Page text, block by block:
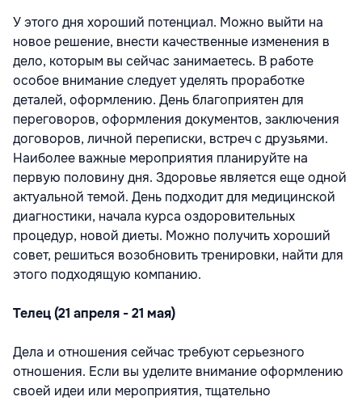
У этого дня хороший потенциал. Можно выйти на
новое решение, внести качественные изменения в
дело, которым вы сейчас занимаетесь. В работе
особое внимание следует уделять проработке
деталей, оформлению. День благоприятен для
переговоров, оформления документов, заключения
договоров, личной переписки, встреч с друзьями.
Наиболее важные мероприятия планируйте на
первую половину дня. Здоровье является еще одной
актуальной темой. День подходит для медицинской
диагностики, начала курса оздоровительных
процедур, новой диеты. Можно получить хороший
совет, решиться возобновить тренировки, найти для
этого подходящую компанию.
Телец (21 апреля - 21 мая)
Дела и отношения сейчас требуют серьезного
отношения. Если вы уделите внимание оформлению
своей идеи или мероприятия, тщательно